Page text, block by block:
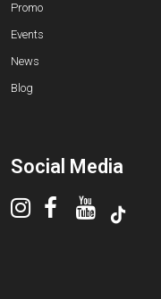
Promo
Events
News
Blog
Social Media